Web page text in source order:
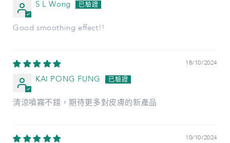
S L Wong
Good smoothing effect!!
18/10/2024
KAI PONG FUNG
清涼噴霧不錯，期待更多對皮膚的新產品
10/10/2024